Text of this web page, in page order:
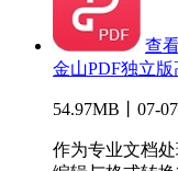
查
金山PDF独立
54.97MB丨07-07
作为专业文档